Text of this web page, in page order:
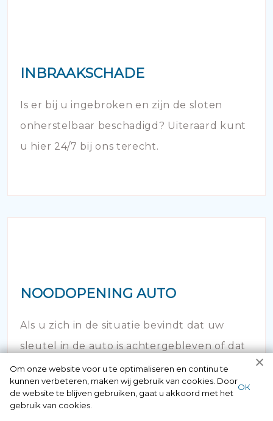
INBRAAKSCHADE
Is er bij u ingebroken en zijn de sloten
onherstelbaar beschadigd? Uiteraard kunt
u hier 24/7 bij ons terecht.
NOODOPENING AUTO
Als u zich in de situatie bevindt dat uw
sleutel in de auto is achtergebleven of dat
de deur is afgebroken en dichtgevallen -
bel dan onze autoslotenmaker!
Om onze website voor u te optimaliseren en continu te
kunnen verbeteren, maken wij gebruik van cookies. Door
de website te blijven gebruiken, gaat u akkoord met het
gebruik van cookies.
ОК